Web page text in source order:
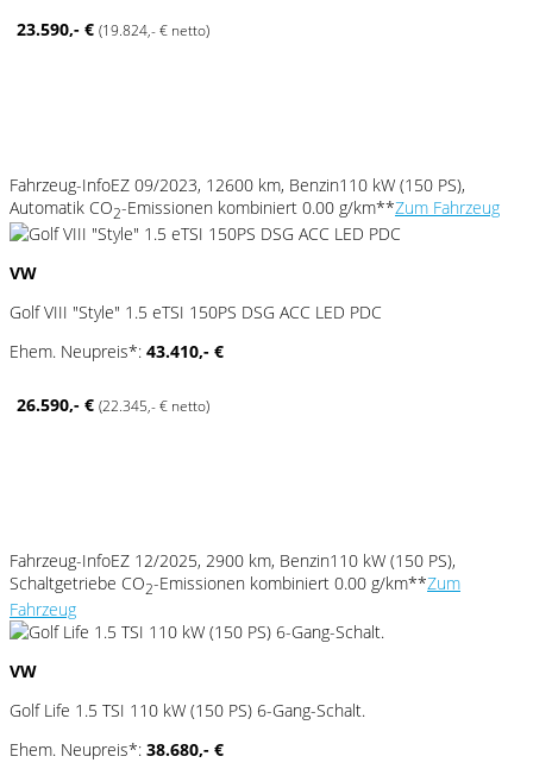
23.590,- € (19.824,- € netto)
Fahrzeug-InfoEZ 09/2023, 12600 km, Benzin110 kW (150 PS),
Automatik CO2-Emissionen kombiniert 0.00 g/km**Zum Fahrzeug
VW
Golf VIII "Style" 1.5 eTSI 150PS DSG ACC LED PDC
Ehem. Neupreis*: 43.410,- €
26.590,- € (22.345,- € netto)
Fahrzeug-InfoEZ 12/2025, 2900 km, Benzin110 kW (150 PS),
Schaltgetriebe CO2-Emissionen kombiniert 0.00 g/km**Zum
Fahrzeug
VW
Golf Life 1.5 TSI 110 kW (150 PS) 6-Gang-Schalt.
Ehem. Neupreis*: 38.680,- €